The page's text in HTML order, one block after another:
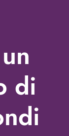
di